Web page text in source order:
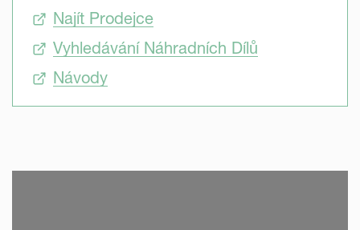
Najít Prodejce
Vyhledávání Náhradních Dílů
Návody